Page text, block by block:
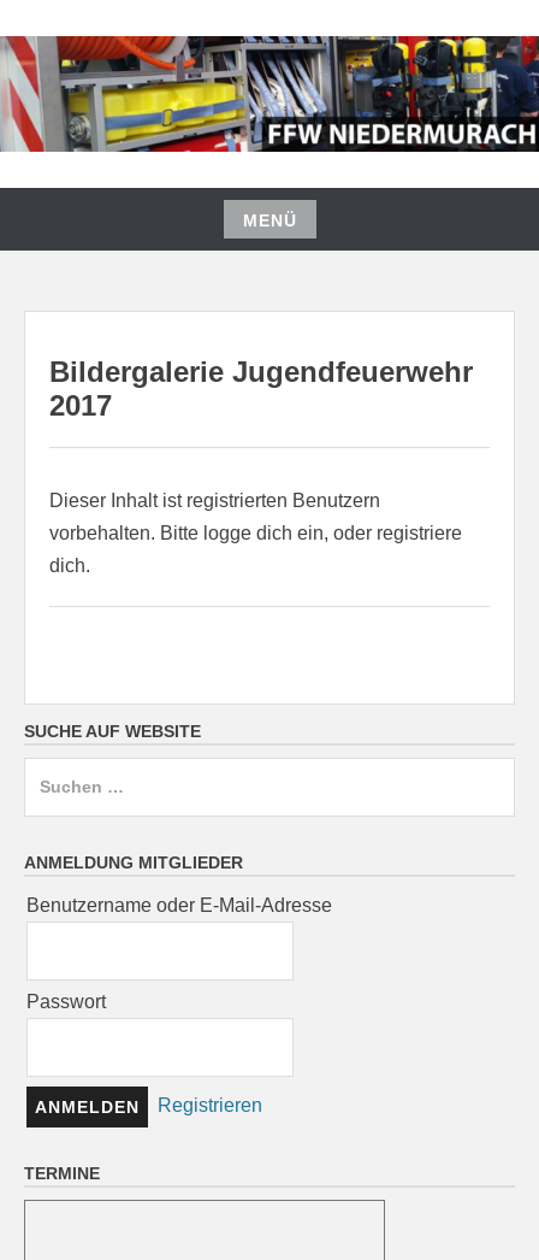
Inhalt
springen
FREIWILLIGE FEUERWEHR
NIEDERMURACH
MENÜ
Zum
springen
Bildergalerie Jugendfeuerwehr
2017
Dieser Inhalt ist registrierten Benutzern
vorbehalten. Bitte logge dich ein, oder registriere
dich.
SUCHE AUF WEBSITE
ANMELDUNG MITGLIEDER
Benutzername oder E-Mail-Adresse
Passwort
Registrieren
TERMINE